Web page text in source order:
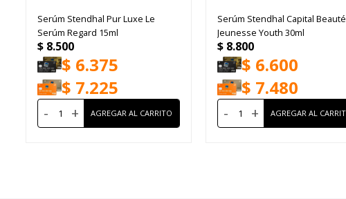
Serúm Stendhal Pur Luxe Le
Serúm Regard 15ml
$ 8.500
$ 6.375
$ 7.225
- +
Serúm Stendhal Capital Beauté
Jeunesse Youth 30ml
$ 8.800
$ 6.600
$ 7.480
- +